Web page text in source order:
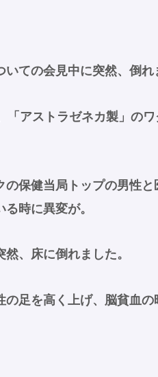
ての会見中に突然、倒れ
アストラゼネカ製」の
保健当局トップの男性と
時に異変が。
、床に倒れました。
足を高く上げ、脳貧血の